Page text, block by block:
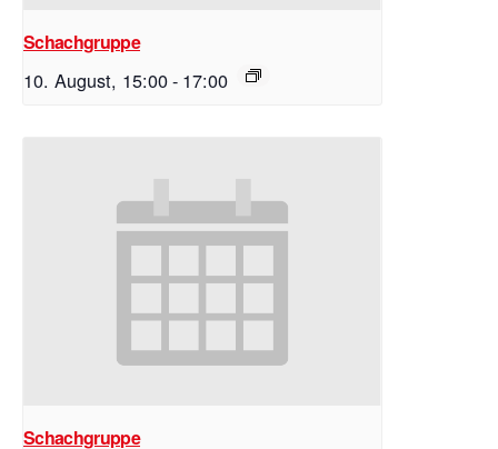
Schachgruppe
10. August, 15:00- 17:00
Schachgruppe